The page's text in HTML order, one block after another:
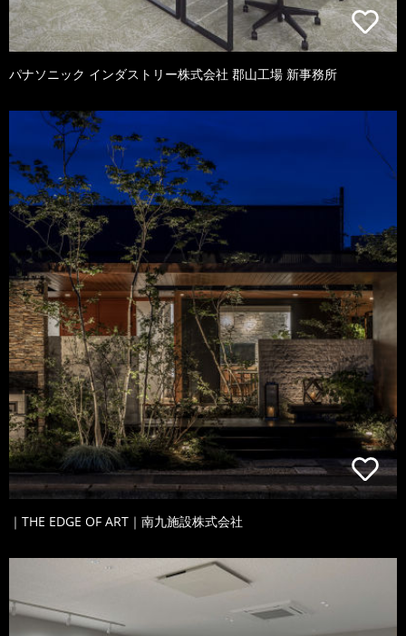
パナソニック インダストリー株式会社 郡山工場 新事務所
｜THE EDGE OF ART｜南九施設株式会社